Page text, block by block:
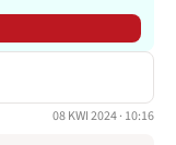
08 KWI 2024 · 10:16